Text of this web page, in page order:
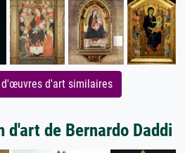
d'art similaires
d'art de Bernardo Daddi